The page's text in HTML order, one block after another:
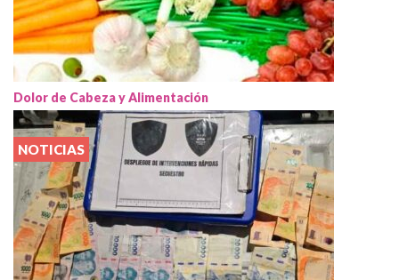
Dolor de Cabeza y Alimentación
NOTICIAS